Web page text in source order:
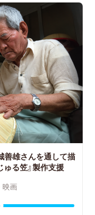
善雄さんを通して描
る笠』製作支援
映画